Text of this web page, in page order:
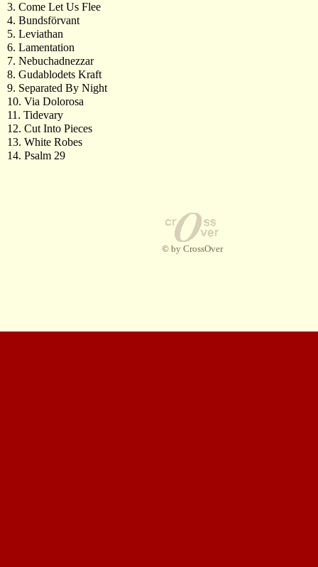
3. Come Let Us Flee
4. Bundsförvant
5. Leviathan
6. Lamentation
7. Nebuchadnezzar
8. Gudablodets Kraft
9. Separated By Night
10. Via Dolorosa
11. Tidevary
12. Cut Into Pieces
13. White Robes
14. Psalm 29
© by CrossOver